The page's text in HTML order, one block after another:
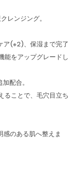
レンジング。
ア(※2)、保湿まで完了
をアップグレードし
配合。
ることで、毛穴目立ち
のある肌へ整えま